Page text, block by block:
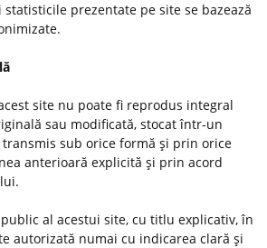
statisticile prezentate pe site se bazează
site nu poate fi reprodus integral
sau modificată, stocat într-un
sub orice formă şi prin orice
anterioară explicită şi prin acord
al acestui site, cu titlu explicativ, în
autorizată numai cu indicarea clară şi